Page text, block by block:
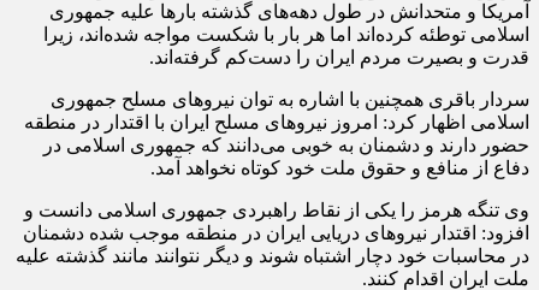
آمریکا و متحدانش در طول دهه‌های گذشته بارها علیه جمهوری
اسلامی توطئه کرده‌اند اما هر بار با شکست مواجه شده‌اند، زیرا
قدرت و بصیرت مردم ایران را دست‌کم گرفته‌اند.
سردار باقری همچنین با اشاره به توان نیروهای مسلح جمهوری
اسلامی اظهار کرد: امروز نیروهای مسلح ایران با اقتدار در منطقه
حضور دارند و دشمنان به خوبی می‌دانند که جمهوری اسلامی در
دفاع از منافع و حقوق ملت خود کوتاه نخواهد آمد.
وی تنگه هرمز را یکی از نقاط راهبردی جمهوری اسلامی دانست و
افزود: اقتدار نیروهای دریایی ایران در منطقه موجب شده دشمنان
در محاسبات خود دچار اشتباه شوند و دیگر نتوانند مانند گذشته علیه
ملت ایران اقدام کنند.